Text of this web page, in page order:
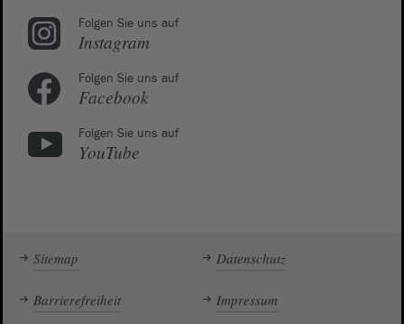
Folgen Sie uns auf
Instagram
Folgen Sie uns auf
Facebook
Folgen Sie uns auf
YouTube
Sitemap Datenschutz
Barrierefreiheit Impressum